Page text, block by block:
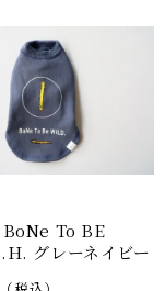
To BE
グレーネイビー